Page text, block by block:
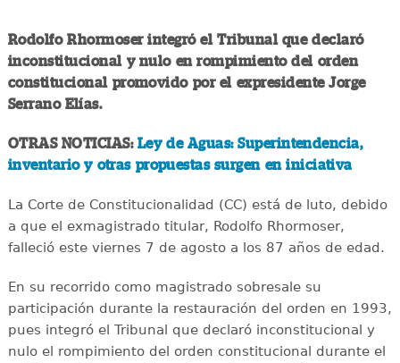
Rodolfo Rhormoser integró el Tribunal que declaró
inconstitucional y nulo en rompimiento del orden
constitucional promovido por el expresidente Jorge
Serrano Elías.
OTRAS NOTICIAS: Ley de Aguas: Superintendencia,
inventario y otras propuestas surgen en iniciativa
La Corte de Constitucionalidad (CC) está de luto, debido
a que el exmagistrado titular, Rodolfo Rhormoser,
falleció este viernes 7 de agosto a los 87 años de edad.
En su recorrido como magistrado sobresale su
participación durante la restauración del orden en 1993,
pues integró el Tribunal que declaró inconstitucional y
nulo el rompimiento del orden constitucional durante el